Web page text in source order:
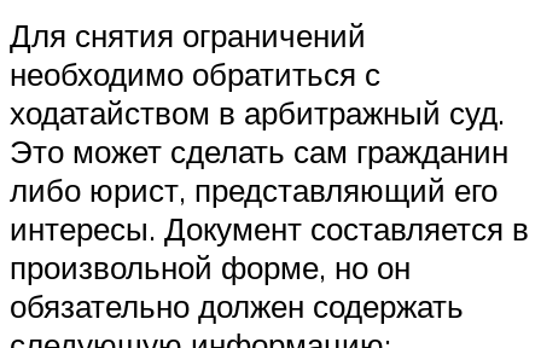
Для снятия ограничений
необходимо обратиться с
ходатайством в арбитражный суд.
Это может сделать сам гражданин
либо юрист, представляющий его
интересы. Документ составляется в
произвольной форме, но он
обязательно должен содержать